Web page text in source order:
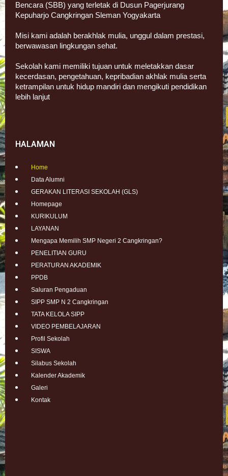
Bencara (SBB) yang terletak di Dusun Pagerjurang
Kepuharjo Cangkringan Sleman Yogyakarta
Misi kami adalah berakhlak mulia, unggul dalam prestasi,
berwawasan lingkungan sehat.
Sekolah kami memiliki tujuan untuk meletakkan dasar
kecerdasan, pengetahuan, kepribadian akhlak mulia serta
ketrampilan untuk hidup mandiri dan mengikuti pendidikan
lebih lanjut
HALAMAN
Home
Data Alumni
GERAKAN LITERASI SEKOLAH (GLS)
Homepage
KURIKULUM
LAYANAN
Mengapa Memilih SMP Negeri 2 Cangkringan?
PENELITIAN GURU
PERATURAN AKADEMIK
PPDB
Saluran Pengaduan
SIPP SMP N 2 Cangkringan
TATA KELOLA SIPP
VIDEO PEMBELAJARAN
Profil Sekolah
SISWA
Silabus Sekolah
Kalender Akademik
Galeri
Kontak